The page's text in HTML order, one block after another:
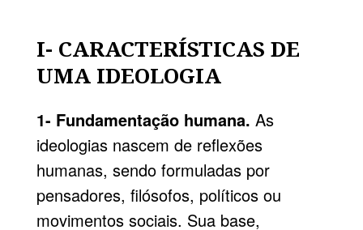
I- CARACTERÍSTICAS DE
UMA IDEOLOGIA
1- Fundamentação humana. As
ideologias nascem de reflexões
humanas, sendo formuladas por
pensadores, filósofos, políticos ou
movimentos sociais. Sua base,